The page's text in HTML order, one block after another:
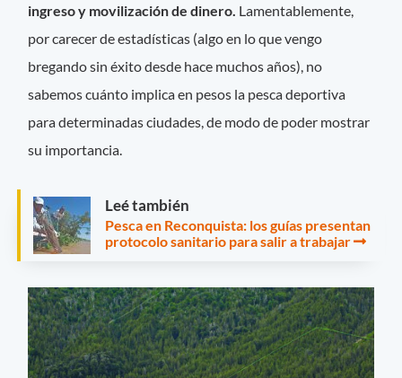
ingreso y movilización de dinero. Lamentablemente,
por carecer de estadísticas (algo en lo que vengo
bregando sin éxito desde hace muchos años), no
sabemos cuánto implica en pesos la pesca deportiva
para determinadas ciudades, de modo de poder mostrar
su importancia.
Leé también
Pesca en Reconquista: los guías presentan
protocolo sanitario para salir a trabajar